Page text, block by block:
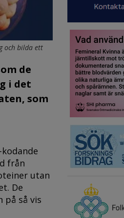
och bilda ett
de
i det
som
från
utan
De
på så vis